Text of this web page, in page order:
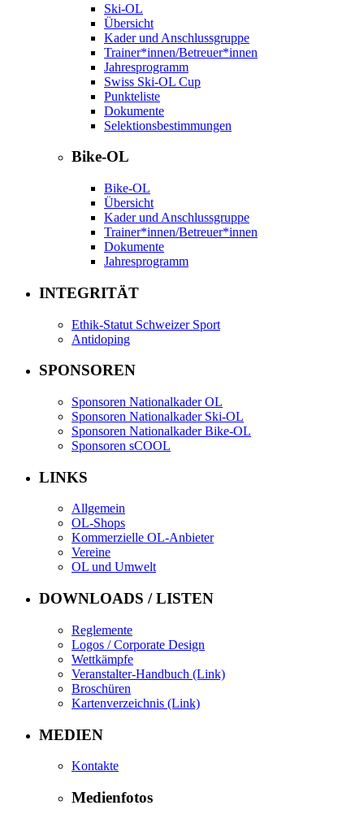
Ski-OL
Übersicht
Kader und Anschlussgruppe
Trainer*innen/Betreuer*innen
Jahresprogramm
Swiss Ski-OL Cup
Punkteliste
Dokumente
Selektionsbestimmungen
Bike-OL
Bike-OL
Übersicht
Kader und Anschlussgruppe
Trainer*innen/Betreuer*innen
Dokumente
Jahresprogramm
INTEGRITÄT
Ethik-Statut Schweizer Sport
Antidoping
SPONSOREN
Sponsoren Nationalkader OL
Sponsoren Nationalkader Ski-OL
Sponsoren Nationalkader Bike-OL
Sponsoren sCOOL
LINKS
Allgemein
OL-Shops
Kommerzielle OL-Anbieter
Vereine
OL und Umwelt
DOWNLOADS / LISTEN
Reglemente
Logos / Corporate Design
Wettkämpfe
Veranstalter-Handbuch (Link)
Broschüren
Kartenverzeichnis (Link)
MEDIEN
Kontakte
Medienfotos